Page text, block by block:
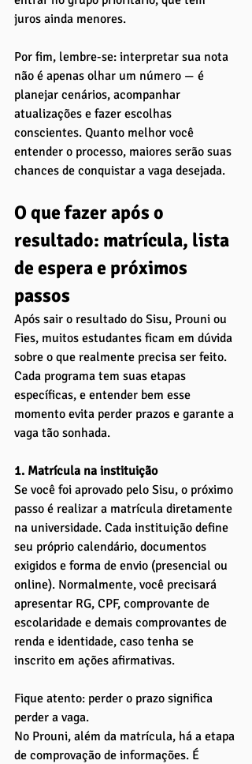
juros ainda menores.
Por fim, lembre-se: interpretar sua nota
não é apenas olhar um número — é
planejar cenários, acompanhar
atualizações e fazer escolhas
conscientes. Quanto melhor você
entender o processo, maiores serão suas
chances de conquistar a vaga desejada.
O que fazer após o
resultado: matrícula, lista
de espera e próximos
passos
Após sair o resultado do Sisu, Prouni ou
Fies, muitos estudantes ficam em dúvida
sobre o que realmente precisa ser feito.
Cada programa tem suas etapas
específicas, e entender bem esse
momento evita perder prazos e garante a
vaga tão sonhada.
1. Matrícula na instituição
Se você foi aprovado pelo Sisu, o próximo
passo é realizar a matrícula diretamente
na universidade. Cada instituição define
seu próprio calendário, documentos
exigidos e forma de envio (presencial ou
online). Normalmente, você precisará
apresentar RG, CPF, comprovante de
escolaridade e demais comprovantes de
renda e identidade, caso tenha se
inscrito em ações afirmativas.
Fique atento: perder o prazo significa
perder a vaga.
No Prouni, além da matrícula, há a etapa
de comprovação de informações. É